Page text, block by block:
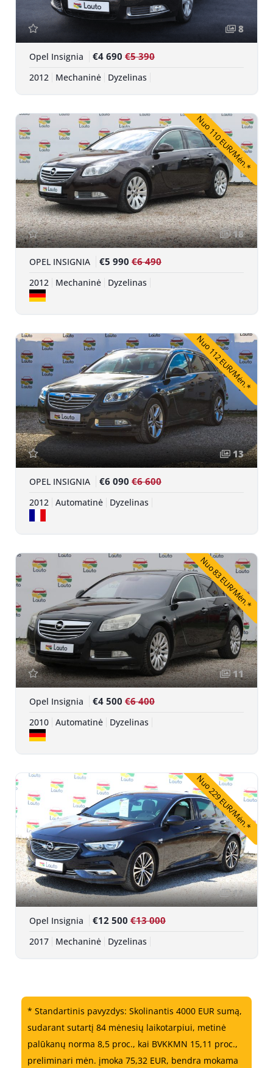
8
Opel Insignia €4 690 €5 390
2012 Mechaninė Dyzelinas
Nuo 110 EUR/Mėn.*
18
OPEL INSIGNIA €5 990 €6 490
2012 Mechaninė Dyzelinas
Nuo 112 EUR/Mėn.*
13
OPEL INSIGNIA €6 090 €6 600
2012 Automatinė Dyzelinas
Nuo 83 EUR/Mėn.*
11
Opel Insignia €4 500 €6 400
2010 Automatinė Dyzelinas
Nuo 229 EUR/Mėn.*
11
Opel Insignia €12 500 €13 000
2017 Mechaninė Dyzelinas
* Standartinis pavyzdys: Skolinantis 4000 EUR sumą,
sudarant sutartį 84 mėnesių laikotarpiui, metinė
palūkanų norma 8,5 proc., kai BVKKMN 15,11 proc.,
preliminari mėn. įmoka 75,32 EUR, bendra mokama